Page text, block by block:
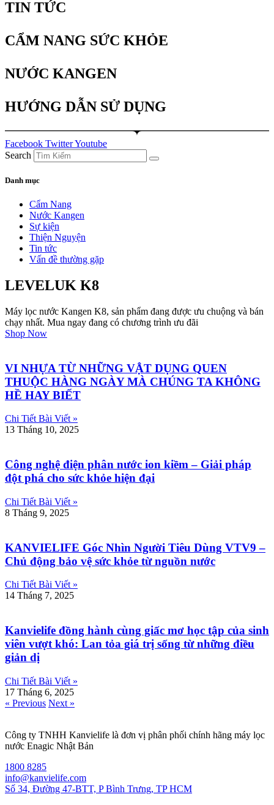
TIN TỨC
CẨM NANG SỨC KHỎE
NƯỚC KANGEN
HƯỚNG DẪN SỬ DỤNG
Facebook TwitterYoutube
Search
Danh mục
Cẩm Nang
Nước Kangen
Sự kiện
Thiện Nguyện
Tin tức
Vấn đề thường gặp
LEVELUK K8
Máy lọc nước Kangen K8, sản phẩm đang được ưu chuộng và bán
chạy nhất. Mua ngay đang có chương trình ưu đãi
Shop Now
VI NHỰA TỪ NHỮNG VẬT DỤNG QUEN
THUỘC HÀNG NGÀY MÀ CHÚNG TA KHÔNG
HỀ HAY BIẾT
Chi Tiết Bài Viết »
13 Tháng 10, 2025
Công nghệ điện phân nước ion kiềm – Giải pháp
đột phá cho sức khỏe hiện đại
Chi Tiết Bài Viết »
8 Tháng 9, 2025
KANVIELIFE Góc Nhìn Người Tiêu Dùng VTV9 –
Chủ động bảo vệ sức khỏe từ nguồn nước
Chi Tiết Bài Viết »
14 Tháng 7, 2025
Kanvielife đồng hành cùng giấc mơ học tập của sinh
viên vượt khó: Lan tỏa giá trị sống từ những điều
giản dị
Chi Tiết Bài Viết »
17 Tháng 6, 2025
« Previous Next »
Công ty TNHH Kanvielife là đơn vị phân phối chính hãng máy lọc
nước Enagic Nhật Bản
1800 8285
info@kanvielife.com
Số 34, Đường 47-BTT, P Bình Trưng, TP HCM